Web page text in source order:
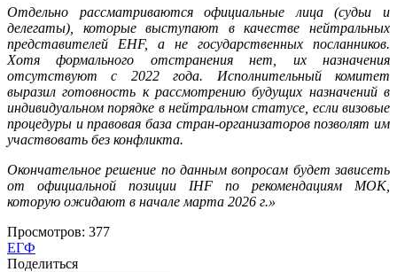
Отдельно рассматриваются официальные лица (судьи и
делегаты), которые выступают в качестве нейтральных
представителей EHF, а не государственных посланников.
Хотя формального отстранения нет, их назначения
отсутствуют с 2022 года. Исполнительный комитет
выразил готовность к рассмотрению будущих назначений в
индивидуальном порядке в нейтральном статусе, если визовые
процедуры и правовая база стран-организаторов позволят им
участвовать без конфликта.
Окончательное решение по данным вопросам будет зависеть
от официальной позиции IHF по рекомендациям МОК,
которую ожидают в начале марта 2026 г.»
Просмотров: 377
ЕГФ
Поделиться